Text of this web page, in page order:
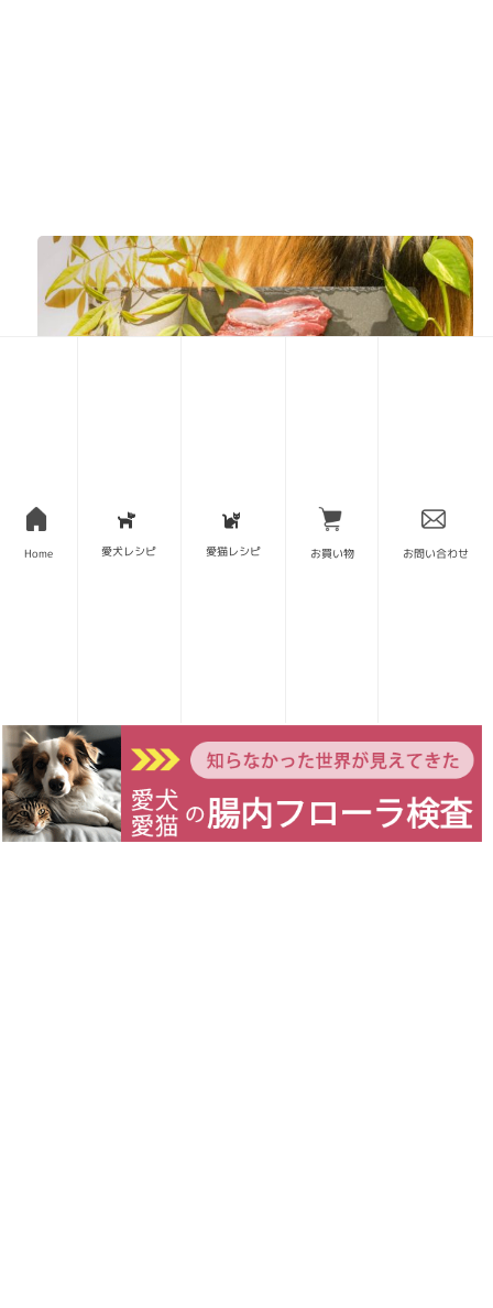
鹿のモモ肉。高タンパク低カロリーでアスリートに人気。
https://fore-ma.com/products/194
Home 愛犬レシピ 愛猫レシピ お買い物 お問い合わせ